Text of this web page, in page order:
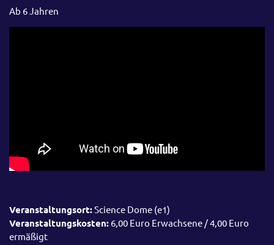
Ab 6 Jahren
Veranstaltungsort:Science Dome (e1)
Veranstaltungskosten: 6,00 Euro Erwachsene / 4,00 Euro
ermäßigt